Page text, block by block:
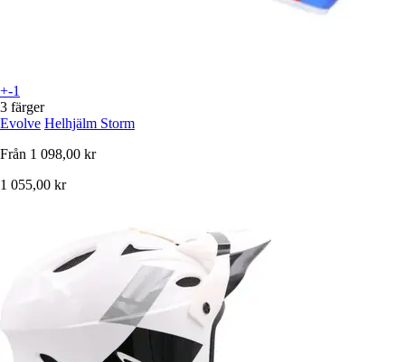
+-1
3 färger
Evolve Helhjälm Storm
Från 1 098,00 kr
1 055,00 kr